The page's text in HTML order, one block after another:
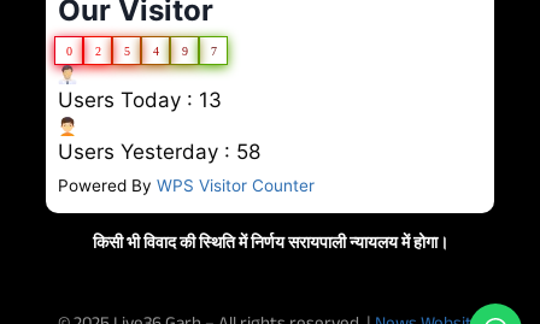
Our Visitor
0 2 5 4 9 7
Users Today : 13
Users Yesterday : 58
Powered By WPS Visitor Counter
किसी भी विवाद की स्थिति में निर्णय सरायपाली न्यायलय में होगा।